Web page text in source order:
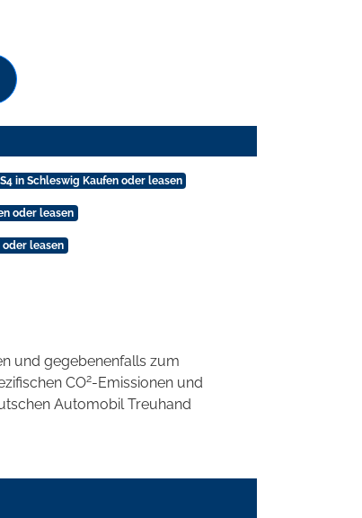
in Schleswig Kaufen oder leasen
oder leasen
oder leasen
und gegebenenfalls zum
CO2-Emissionen und
Automobil Treuhand